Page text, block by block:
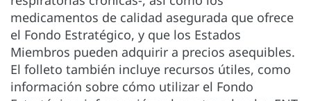
medicamentos de calidad asegurada que ofrece
el Fondo Estratégico, y que los Estados
Miembros pueden adquirir a precios asequibles.
El folleto también incluye recursos útiles, como
información sobre cómo utilizar el Fondo